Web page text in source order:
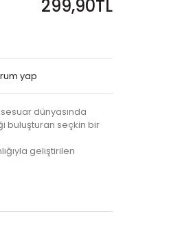
299,90TL
yap
dünyasında
buluşturan seçkin bir
geliştirilen